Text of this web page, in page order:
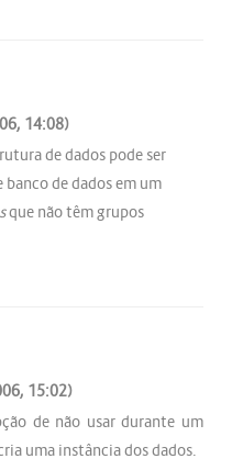
14:08)
de dados pode ser
de dados em um
que não têm grupos
15:02)
de não usar durante um
uma instância dos dados.